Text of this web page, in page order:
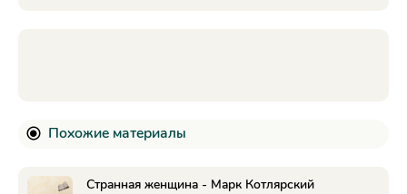
Похожие материалы
Странная женщина - Марк Котлярский